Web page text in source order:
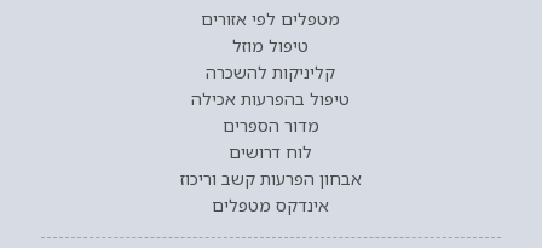
מטפלים לפי אזורים
טיפול מוזל
קליניקות להשכרה
טיפול בהפרעות אכילה
מדור הספרים
לוח דרושים
אבחון הפרעות קשב וריכוז
אינדקס מטפלים